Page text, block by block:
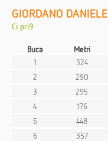
GIORDANO DANIELE
Ci pri9
Buca Metri
1
324
2
290
3
295
4
176
5
448
6
357